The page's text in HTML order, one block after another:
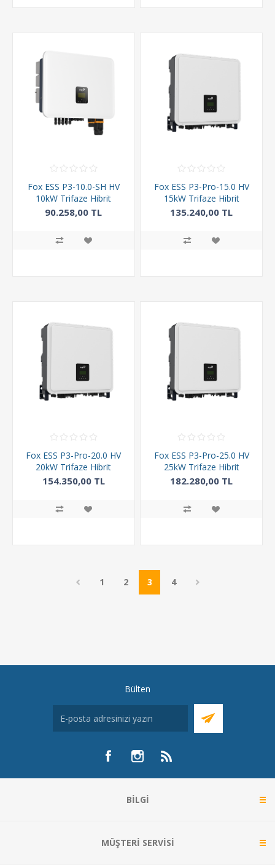
Fox ESS P3-10.0-SH HV
10kW Trifaze Hibrit
İnverter
90.258,00 TL
Fox ESS P3-Pro-15.0 HV
15kW Trifaze Hibrit
İnverter
135.240,00 TL
Fox ESS P3-Pro-20.0 HV
20kW Trifaze Hibrit
İnverter
154.350,00 TL
Fox ESS P3-Pro-25.0 HV
25kW Trifaze Hibrit
İnverter
182.280,00 TL
1 2 3 4
Bülten
BILGI
MÜŞTERI SERVISI